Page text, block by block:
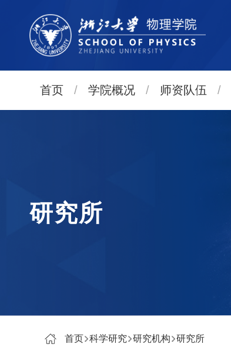
首页 / 学院概况 / 师资队伍 /
研究所
首页 科学研究 研究机构 研究所